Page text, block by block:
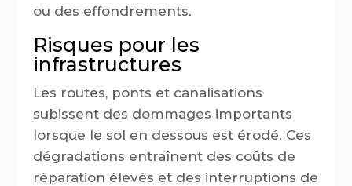
ou des effondrements.
Risques pour les
infrastructures
Les routes, ponts et canalisations
subissent des dommages importants
lorsque le sol en dessous est érodé. Ces
dégradations entraînent des coûts de
réparation élevés et des interruptions de